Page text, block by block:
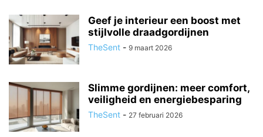
Geef je interieur een boost met
stijlvolle draadgordijnen
TheSent - 9 maart 2026
Slimme gordijnen: meer comfort,
veiligheid en energiebesparing
TheSent - 27 februari 2026